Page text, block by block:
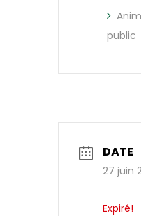
public
DATE
27 juin
Expiré!